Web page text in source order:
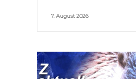
7. August 2026